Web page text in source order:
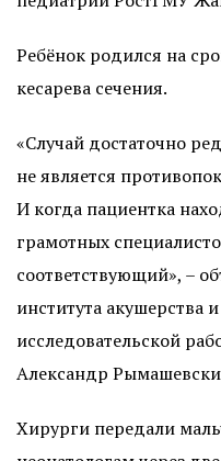
Ребёнок родился на
кесарева сечения.
«Случай достаточно
не является
И когда пациентка
грамотных
соответствующий», –
института акушерства
исследовательской
Александр
Хирурги передали